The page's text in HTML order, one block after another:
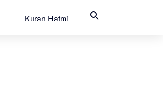
Kuran Hatmi search